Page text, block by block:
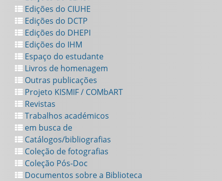
Edições do CIUHE
Edições do DCTP
Edições do DHEPI
Edições do IHM
Espaço do estudante
Livros de homenagem
Outras publicações
Projeto KISMIF / COMbART
Revistas
Trabalhos académicos
em busca de
Catálogos/bibliografias
Coleção de fotografias
Coleção Pós-Doc
Documentos sobre a Biblioteca